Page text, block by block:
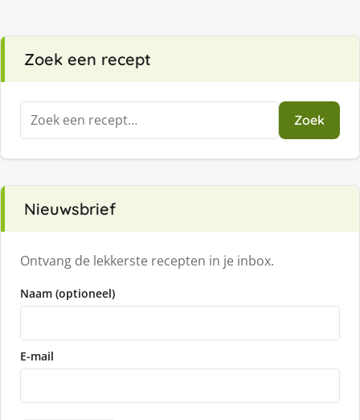
Zoek een recept
Zoeken
naar:
Zoek
Nieuwsbrief
Ontvang de lekkerste recepten in je inbox.
Naam (optioneel)
E-mail